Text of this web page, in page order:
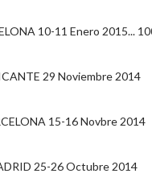
10-11 Enero 2015...
29 Noviembre 2014
15-16 Novbre 2014
25-26 Octubre 2014